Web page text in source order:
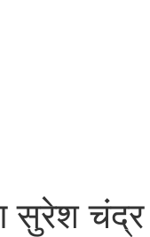
सुरेश